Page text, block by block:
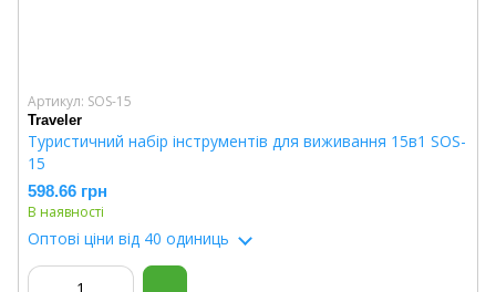
Артикул: SOS-15
Traveler
Туристичний набір інструментів для виживання 15в1 SOS-
15
598.66 грн
В наявності
Оптові ціни від 40 одиниць